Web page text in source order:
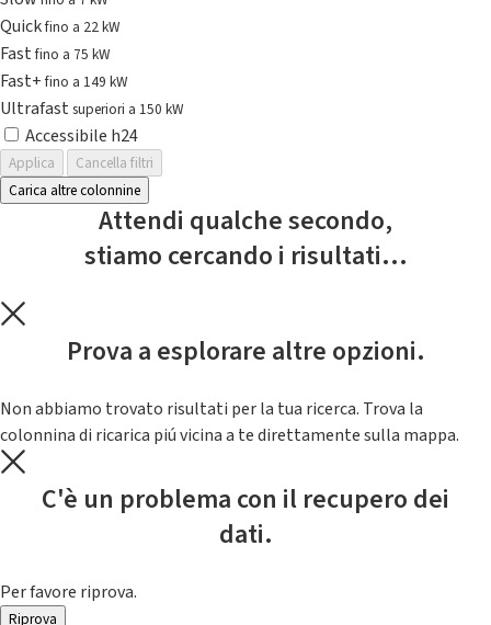
Quickfino a 22 kW
Fastfino a 75 kW
Fast+fino a 149 kW
Ultrafast superiori a 150 kW
Accessibile h24
Applica
Cancella filtri
Carica altre colonnine
Attendi qualche secondo,
stiamo cercando i risultati...
Prova a esplorare altre opzioni.
Non abbiamo trovato risultati per la tua ricerca. Trova la
colonnina di ricarica piú vicina a te direttamente sulla mappa.
C'è un problema con il recupero dei
dati.
Per favore riprova.
Riprova